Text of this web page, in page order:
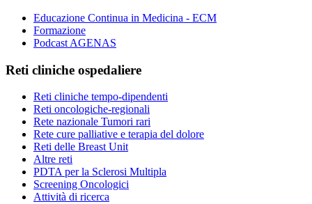
Educazione Continua in Medicina - ECM
Formazione
Podcast AGENAS
Reti cliniche ospedaliere
Reti cliniche tempo-dipendenti
Reti oncologiche-regionali
Rete nazionale Tumori rari
Rete cure palliative e terapia del dolore
Reti delle Breast Unit
Altre reti
PDTA per la Sclerosi Multipla
Screening Oncologici
Attività di ricerca